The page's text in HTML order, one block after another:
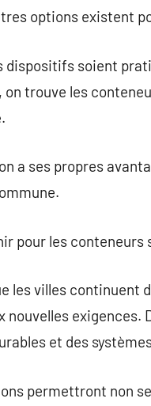
options existent
dispositifs soient
trouve les
a ses propres
pour les
les villes continuent
nouvelles
et des
permettront non